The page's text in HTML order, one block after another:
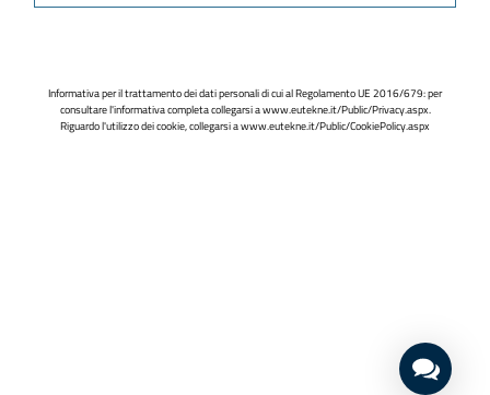
Informativa per il trattamento dei dati personali di cui al Regolamento UE 2016/679: per
consultare l'informativa completa collegarsi awww.eutekne.it/Public/Privacy.aspx.
Riguardo l'utilizzo dei cookie, collegarsi awww.eutekne.it/Public/CookiePolicy.aspx